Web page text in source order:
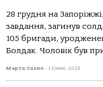
28 грудня на
завдання, загинув
105 бригади,
Болдак. Чоловік був
Марта Сахно - 1 Січня, 2025